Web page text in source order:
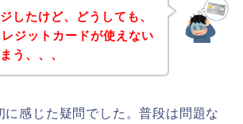
したけど、どうしても、
ジットカードが使えない
う、、、
に感じた疑問でした。普段は問題な